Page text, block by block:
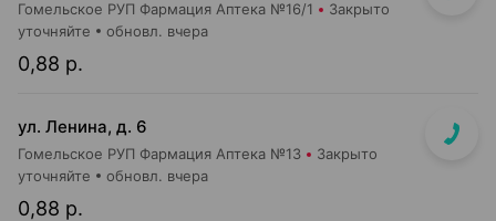
Гомельское РУП Фармация Аптека №16/1 Закрыто
0,88 р.
уточняйте обновл. вчера
ул. Ленина, д. 6
Гомельское РУП Фармация Аптека №13 Закрыто
0,88 р.
уточняйте обновл. вчера